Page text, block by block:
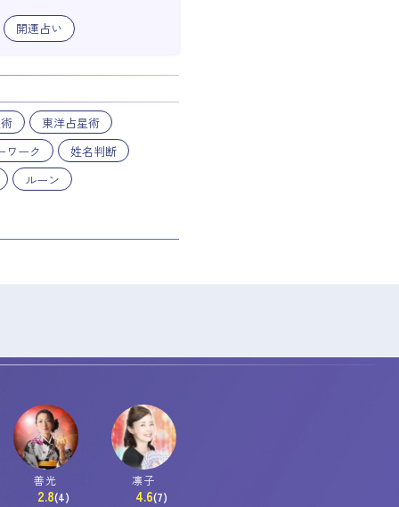
開運占い
東洋占星術
ワーク
姓名判断
ルーン
善光
2.8(4)
凛子
4.6(7)